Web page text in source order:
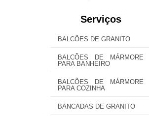
Serviços
BALCÕES DE GRANITO
BALCÕES DE MÁRMORE
PARA BANHEIRO
BALCÕES DE MÁRMORE
PARA COZINHA
BANCADAS DE GRANITO